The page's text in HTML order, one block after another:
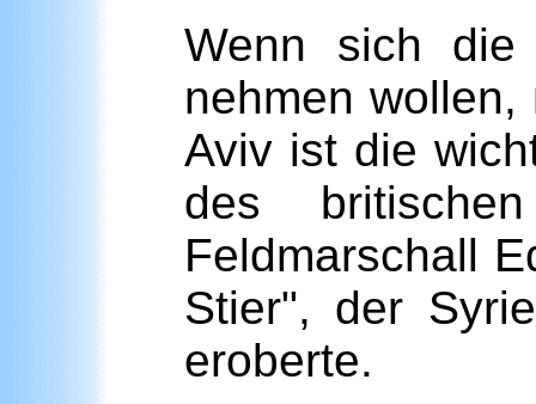
Wenn sich die
nehmen
Aviv ist die
des
Feldmarschall
Stier", der
eroberte.